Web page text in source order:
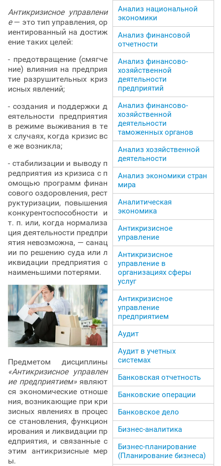
Антикризисное управлени
е— это тип управления, ор
иентированный на достиж
ение таких целей:
- предотвращение (смягче
ние) влияния на предприя
тие разрушительных криз
исных явлений;
- создания и поддержки д
еятельности предприятия
в режиме выживания в те
х случаях, когда кризис вс
е же возникла;
- стабилизации и выводу п
редприятия из кризиса с п
омощью программ финан
сового оздоровления, рест
руктуризации, повышения
конкурентоспособности и
т. п. или, когда нормализа
ция деятельности предпри
ятия невозможна, — санац
ии по решению суда или л
иквидации предприятия с
наименьшими потерями.
Предметом дисциплины
«Антикризисное управлен
ие предприятием»являют
ся экономические отноше
ния, возникающие при кри
зисных явлениях в процес
се становления, функцион
ирования и ликвидации пр
едприятия, и связанные с
этим антикризисные мер
ы.
Анализ национальной
экономики
Анализ финансовой
отчетности
Анализ финансово-
хозяйственной
деятельности
предприятий
Анализ финансово-
хозяйственной
деятельности
таможенных органов
Анализ хозяйственной
деятельности
Анализ экономики стран
мира
Аналитическая
экономика
Антикризисное
управление
Антикризисное
управление в
организациях сферы
услуг
Антикризисное
управление
предприятием
Аудит
Аудит в учетных
системах
Банковская отчетность
Банковские операции
Банковское дело
Бизнес-аналитика
Бизнес-планирование
(Планирование бизнеса)